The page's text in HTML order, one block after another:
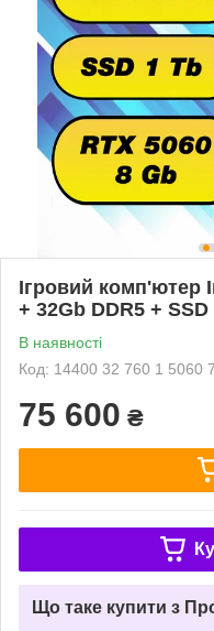
Ігровий комп'ютер
+ 32Gb DDR5 +
В наявності
Код: 14400 32 760 1 5060
75 600 ₴
Що таке купити з